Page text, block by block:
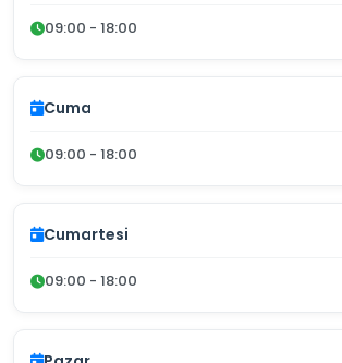
09:00 - 18:00
Cuma
09:00 - 18:00
Cumartesi
09:00 - 18:00